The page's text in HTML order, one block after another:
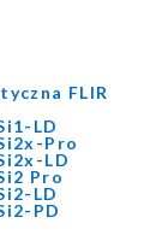
FLIR
LD
Pro
LD
Pro
LD
PD